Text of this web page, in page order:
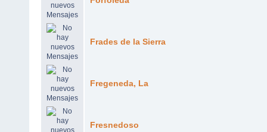
Frades de la Sierra
Fregeneda, La
Fresnedoso